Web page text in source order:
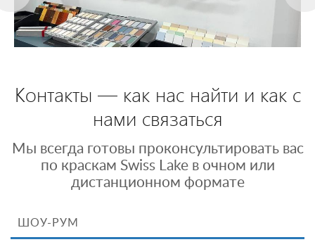
Контакты — как нас найти и как с
нами связаться
Мы всегда готовы проконсультировать вас
по краскам Swiss Lake в очном или
дистанционном формате
ШОУ-РУМ